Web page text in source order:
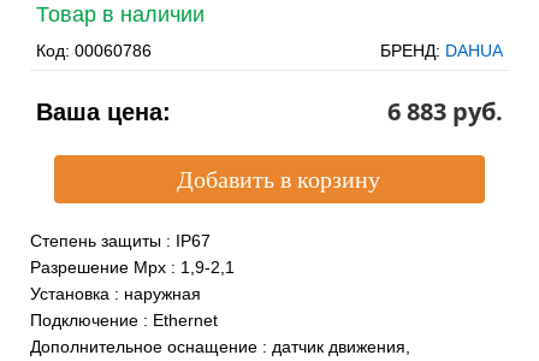
Товар в наличии
Код: 00060786 БРЕНД: DAHUA
Ваша цена: 6 883 pуб.
Степень защиты : IP67
Разрешение Mpx : 1,9-2,1
Установка : наружная
Подключение : Ethernet
Дополнительное оснащение : датчик движения,